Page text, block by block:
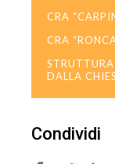
CRA
CRA
DALLA
Condividi